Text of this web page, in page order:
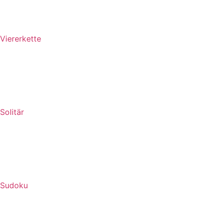
Viererkette
Solitär
Sudoku